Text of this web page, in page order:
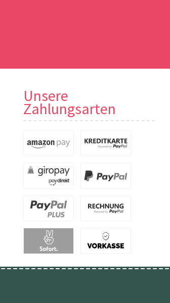
Unsere
Zahlungsarten